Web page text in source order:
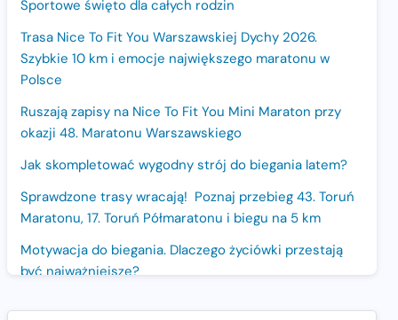
Sportowe święto dla całych rodzin
Trasa Nice To Fit You Warszawskiej Dychy 2026.
Szybkie 10 km i emocje największego maratonu w
Polsce
Ruszają zapisy na Nice To Fit You Mini Maraton przy
okazji 48. Maratonu Warszawskiego
Jak skompletować wygodny strój do biegania latem?
Sprawdzone trasy wracają! Poznaj przebieg 43. Toruń
Maratonu, 17. Toruń Półmaratonu i biegu na 5 km
Motywacja do biegania. Dlaczego życiówki przestają
być najważniejsze?